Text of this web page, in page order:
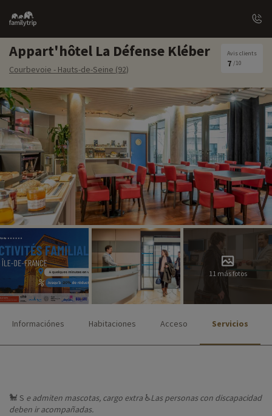
Family
trip
Appart'hôtel La Défense Kléber
Courbevoie - Hauts-de-Seine (92)
Avis clients
7 /10
11 más fotos
Informaciónes Habitaciones Acceso Servicios
🐩 S e admiten mascotas, cargo extra ♿Las personas con discapacidad
deben ir acompañadas.